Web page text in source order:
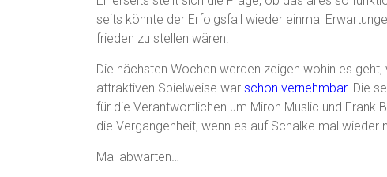
seits könnte der Erfolgsfall wieder einmal
frieden zu stellen wären.
Die nächsten Wochen werden zeigen wohin es
attraktiven Spielweise war schon vernehmbar. Die
für die Verantwortlichen um Miron Muslic und Frank
die Vergangenheit, wenn es auf Schalke mal wieder
Mal abwarten…